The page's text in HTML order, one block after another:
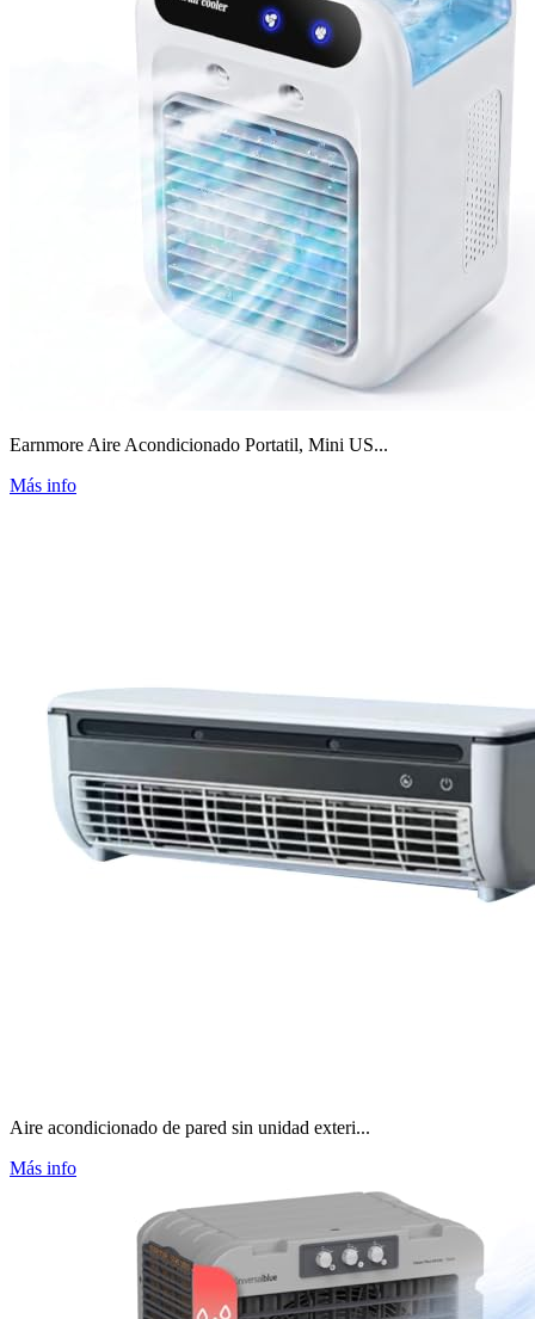
Earnmore Aire Acondicionado Portatil, Mini US...
Más info
Aire acondicionado de pared sin unidad exteri...
Más info